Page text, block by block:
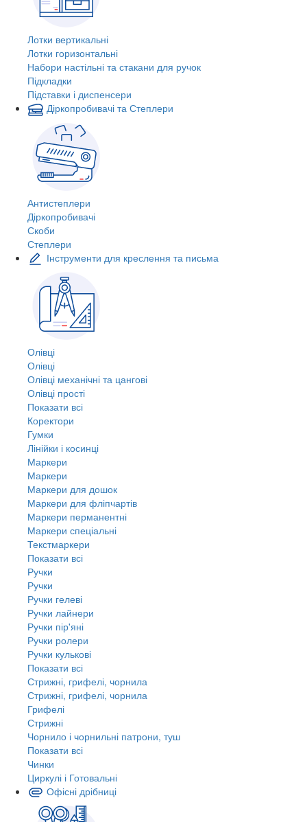
Лотки вертикальні
Лотки горизонтальні
Набори настільні та стакани для ручок
Підкладки
Підставки і диспенсери
Діркопробивачі та Степлери
Антистеплери
Діркопробивачі
Скоби
Степлери
Інструменти для креслення та письма
Олівці
Олівці
Олівці механічні та цангові
Олівці прості
Показати всі
Коректори
Гумки
Лінійки і косинці
Маркери
Маркери
Маркери для дошок
Маркери для фліпчартів
Маркери перманентні
Маркери спеціальні
Текстмаркери
Показати всі
Ручки
Ручки
Ручки гелеві
Ручки лайнери
Ручки пір'яні
Ручки ролери
Ручки кулькові
Показати всі
Стрижні, грифелі, чорнила
Стрижні, грифелі, чорнила
Грифелі
Стрижні
Чорнило і чорнильні патрони, туш
Показати всі
Чинки
Циркулі і Готовальні
Офісні дрібниці